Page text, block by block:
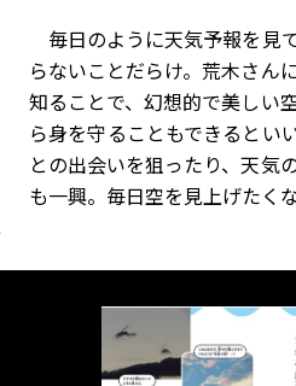
毎日のように天気予報を見
らないことだらけ。荒木さん
知ることで、幻想的で美しい
ら身を守ることもできるとい
との出会いを狙ったり、天気
も一興。毎日空を見上げたく